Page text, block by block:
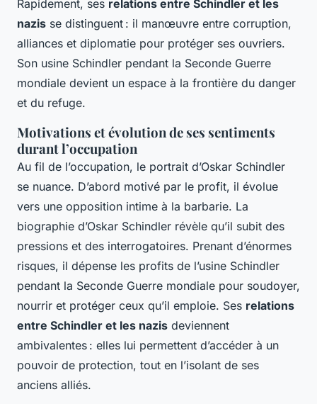
Rapidement, ses relations entre Schindler et les
nazis se distinguent : il manœuvre entre corruption,
alliances et diplomatie pour protéger ses ouvriers.
Son usine Schindler pendant la Seconde Guerre
mondiale devient un espace à la frontière du danger
et du refuge.
Motivations et évolution de ses sentiments
durant l’occupation
Au fil de l’occupation, le portrait d’Oskar Schindler
se nuance. D’abord motivé par le profit, il évolue
vers une opposition intime à la barbarie. La
biographie d’Oskar Schindler révèle qu’il subit des
pressions et des interrogatoires. Prenant d’énormes
risques, il dépense les profits de l’usine Schindler
pendant la Seconde Guerre mondiale pour soudoyer,
nourrir et protéger ceux qu’il emploie. Ses relations
entre Schindler et les nazis deviennent
ambivalentes : elles lui permettent d’accéder à un
pouvoir de protection, tout en l’isolant de ses
anciens alliés.